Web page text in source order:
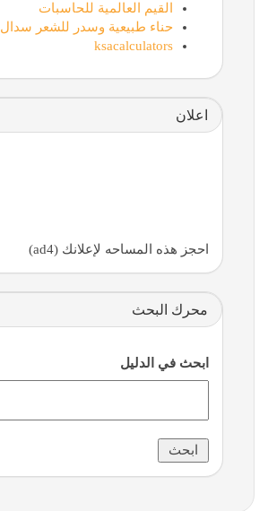
القيم العالمية للحاسبات
حناء طبيعية وسدر للشعر سدال
ksacalculators
اعلان
احجز هذه المساحه لإعلانك (ad4)
محرك البحث
ابحث في الدليل